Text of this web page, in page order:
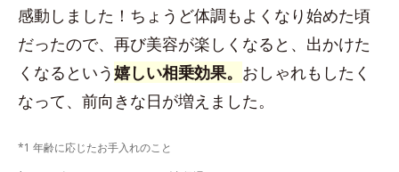
感動しました！ちょうど体調もよくなり始めた頃
だったので、再び美容が楽しくなると、出かけた
くなるという嬉しい相乗効果。 おしゃれもしたく
なって、前向きな日が増えました。
*1 年齢に応じたお手入れのこと